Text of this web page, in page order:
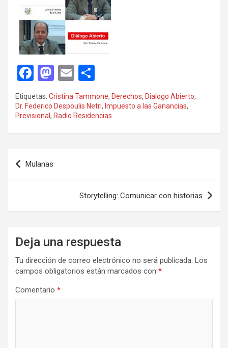
F
a
ce
b
o
k
M
a
st
o
d
E
m
ail m
p
ar
Etiquetas: Cristina Tammone, Derechos, Dialogo Abierto,
Dr. Federico Despoulis Netri, Impuesto a las Ganancias,
Previsional , Radio Residencias
Navegación
de
Mulanas
Storytelling: Comunicar con historias
Deja una respuesta
Tu dirección de correo electrónico no será publicada. Los
campos obligatorios están marcados con *
Comentario *